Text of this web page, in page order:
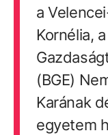
a
Kornélia,
(BGE)
Karának
egyetem